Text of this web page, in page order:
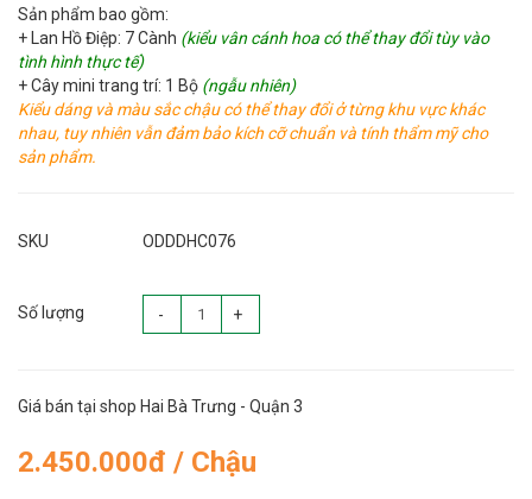
Sản phẩm bao gồm:
+ Lan Hồ Điệp: 7 Cành (kiểu vân cánh hoa có thể thay đổi tùy vào
tình hình thực tế)
+ Cây mini trang trí: 1 Bộ (ngẫu nhiên)
Kiểu dáng và màu sắc chậu có thể thay đổi ở từng khu vực khác
nhau, tuy nhiên vẫn đảm bảo kích cỡ chuẩn và tính thẩm mỹ cho
sản phẩm.
SKU ODDDHC076
Số lượng - +
Giá bán tại shop Hai Bà Trưng - Quận 3
2.450.000đ / Chậu